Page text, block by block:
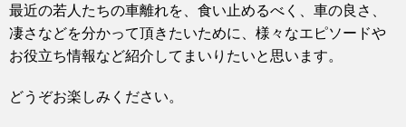
最近の若人たちの車離れを、食い止めるべく、車の良さ、
凄さなどを分かって頂きたいために、様々なエピソードや
お役立ち情報など紹介してまいりたいと思います。
どうぞお楽しみください。